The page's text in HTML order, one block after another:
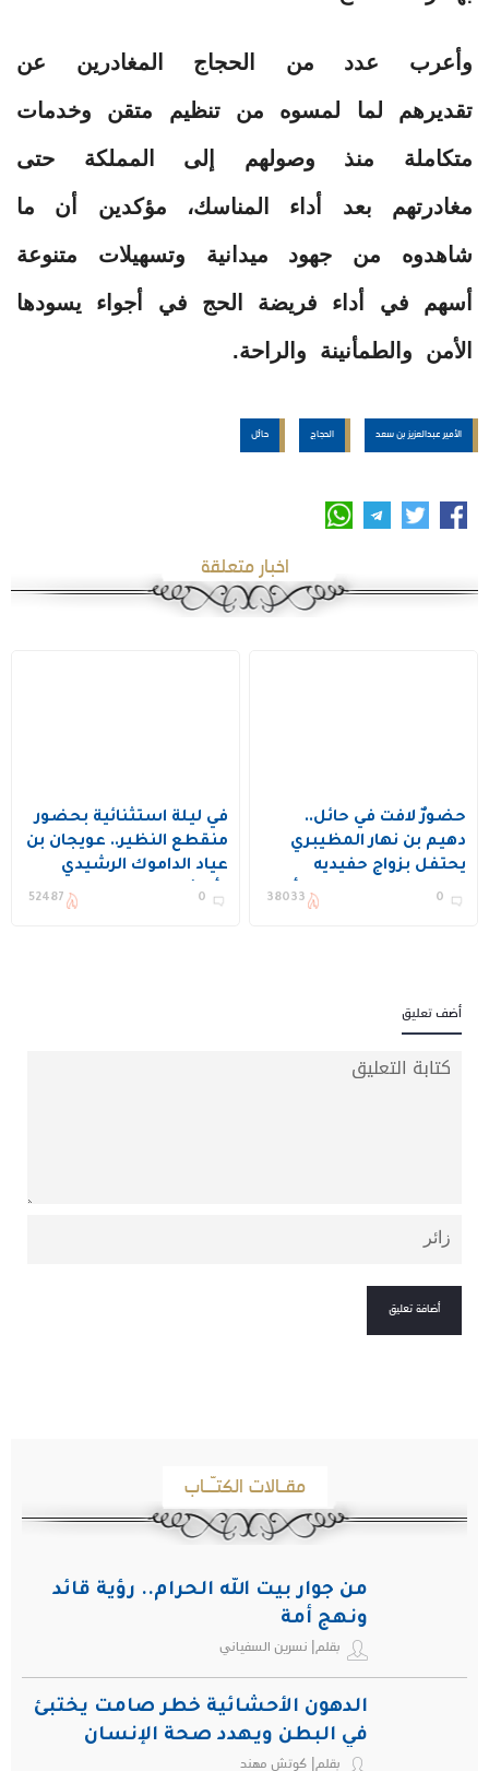
وأعرب عدد من الحجاج المغادرين عن
تقديرهم لما لمسوه من تنظيم متقن وخدمات
متكاملة منذ وصولهم إلى المملكة حتى
مغادرتهم بعد أداء المناسك، مؤكدين أن ما
شاهدوه من جهود ميدانية وتسهيلات متنوعة
أسهم في أداء فريضة الحج في أجواء يسودها
الأمن والطمأنينة والراحة.
الأميرِ عبدالعزيز بن سعد الحجاج حائل
اخبار متعلقة
حضورٌ لافت في حائل..
دهيم بن نهار المظيبري
يحتفل بزواج حفيديه
المهندس بدر والملازم أول
تركي في قصر المعالي
0
38033
في ليلة استثنائية بحضور
منقطع النظير.. عويجان بن
عياد الداموك الرشيدي
وأبنائه يحتفلون بزواج
ابنهم “فهد” في حائل
0
52487
أضف تعليق
مقـالات الكتـّـاب
من جوار بيت الله الحرام.. رؤية قائد
ونهج أمة
بقلم| نسرين السفياني
الدهون الأحشائية خطر صامت يختبئ
في البطن ويهدد صحة الإنسان
بقلم| كوتش مهند